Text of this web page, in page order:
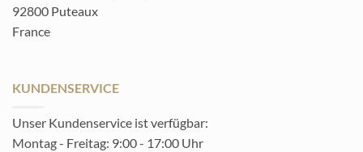
92800 Puteaux
France
KUNDENSERVICE
Unser Kundenservice ist verfügbar:
Montag - Freitag: 9:00 - 17:00 Uhr